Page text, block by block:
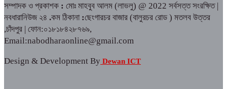
সম্পাদক ও প্রকাশক : মোঃ মাহবুব আলম (লাভলু) @ 2022 সর্বসত্ত সংরক্ষিত |
নবধারানিউজ ২৪ .কম ঠিকানা :ছেংগারচর বাজার (বালুরচর রোড ) মতলব উত্তর
,চাঁদপুর | ফোন:০১৮১৮৪২৮৭৬৯,
Email:nabodharaonline@gmail.com
Design & Development By Dewan ICT